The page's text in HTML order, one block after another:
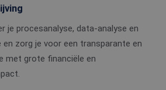
je procesanalyse, data-analyse en
zorg je voor een transparante en
met grote financiële en